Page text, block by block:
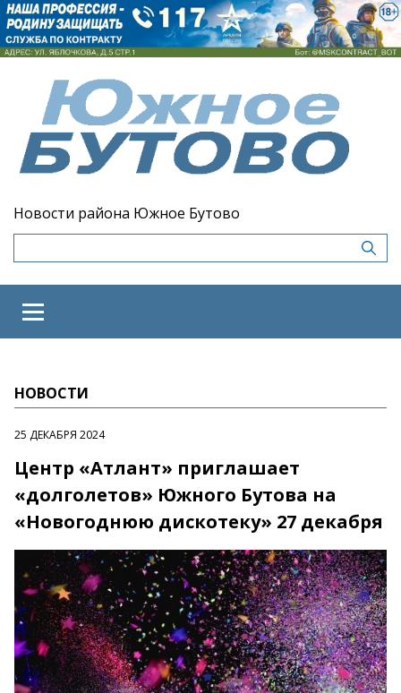
Новости района Южное Бутово
НОВОСТИ
25 ДЕКАБРЯ 2024
Центр «Атлант» приглашает
«долголетов» Южного Бутова на
«Новогоднюю дискотеку» 27 декабря